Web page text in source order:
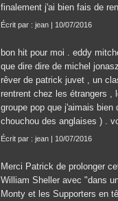
finalement j'ai bien fais de
Écrit par : jean | 10/07/2016
bon hit pour moi . eddy
que dire dire de michel
rêver de patrick juvet , un
rentrent chez les étrangers ,
groupe pop que j'aimais
chouchou des anglaises ) .
Écrit par : jean | 10/07/2016
Merci Patrick de prolonger
William Sheller avec "dans
Monty et les Supporters en